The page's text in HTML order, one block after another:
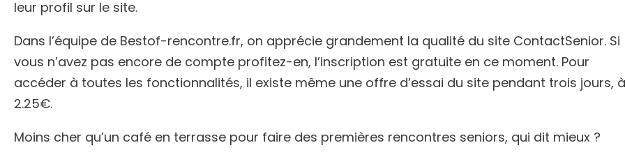
leur profil sur le site.
Dans l’équipe de Bestof-rencontre.fr, on apprécie grandement la qualité du site ContactSenior. Si
vous n’avez pas encore de compte profitez-en, l’inscription est gratuite en ce moment. Pour
accéder à toutes les fonctionnalités, il existe même une offre d’essai du site pendant trois jours, à
2.25€.
Moins cher qu’un café en terrasse pour faire des premières rencontres seniors, qui dit mieux ?